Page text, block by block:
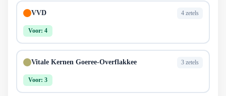
VVD 4 zetels
Voor: 4
Vitale Kernen Goeree-Overflakkee 3 zetels
Voor: 3